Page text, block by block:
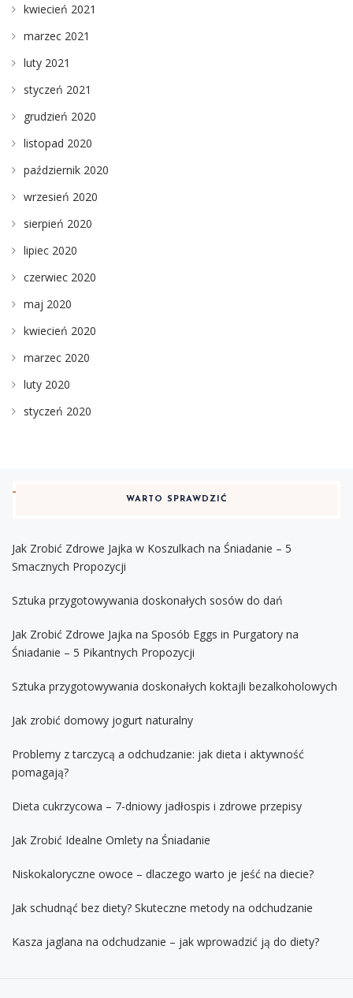
kwiecień 2021
marzec 2021
luty 2021
styczeń 2021
grudzień 2020
listopad 2020
październik 2020
wrzesień 2020
sierpień 2020
lipiec 2020
czerwiec 2020
maj 2020
kwiecień 2020
marzec 2020
luty 2020
styczeń 2020
WARTO SPRAWDZIĆ
Jak Zrobić Zdrowe Jajka w Koszulkach na Śniadanie – 5
Smacznych Propozycji
Sztuka przygotowywania doskonałych sosów do dań
Jak Zrobić Zdrowe Jajka na Sposób Eggs in Purgatory na
Śniadanie – 5 Pikantnych Propozycji
Sztuka przygotowywania doskonałych koktajli bezalkoholowych
Jak zrobić domowy jogurt naturalny
Problemy z tarczycą a odchudzanie: jak dieta i aktywność
pomagają?
Dieta cukrzycowa – 7-dniowy jadłospis i zdrowe przepisy
Jak Zrobić Idealne Omlety na Śniadanie
Niskokaloryczne owoce – dlaczego warto je jeść na diecie?
Jak schudnąć bez diety? Skuteczne metody na odchudzanie
Kasza jaglana na odchudzanie – jak wprowadzić ją do diety?